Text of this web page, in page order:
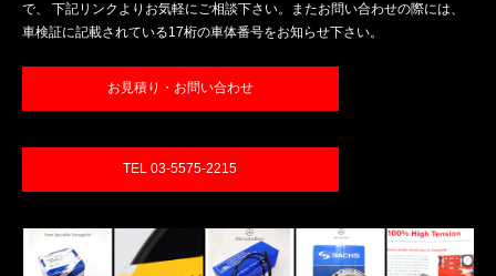
で、 下記リンクよりお気軽にご相談下さい。またお問い合わせの際には、
車検証に記載されている17桁の車体番号をお知らせ下さい。
お見積り・お問い合わせ
TEL 03-5575-2215